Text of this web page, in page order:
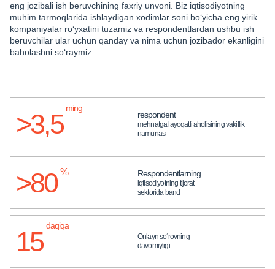
eng jozibali ish beruvchining faxriy unvoni. Biz iqtisodiyotning
muhim tarmoqlarida ishlaydigan xodimlar soni bo‘yicha eng yirik
kompaniyalar ro‘yxatini tuzamiz va respondentlardan ushbu ish
beruvchilar ular uchun qanday va nima uchun jozibador ekanligini
baholashni so‘raymiz.
>3,5
ming
respondent
mehnatga layoqatli aholisining vakillik
namunasi
>80 % Respondentlarning
iqtisodiyotning tijorat
sektorida band
15
daqiqa
Onlayn so‘rovning
davomiyligi